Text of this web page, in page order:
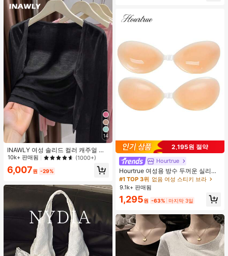
14
INAWLY 여성 솔리드 컬러 캐주얼 얇
은 가디건, 봄/여름
10k+ 판매됨 (1000+)
6,007원 -29%
2,195원 절약
Hourtrue
Hourtrue 여성용 방수 두꺼운 실리콘
가슴 페탈, 작은 가슴 리프트업 & 푸시
인용, 웨딩 촬영 및 들러리용
#1 TOP 3위 없음 여성 스티키 브라
9.1k+ 판매됨
1,295원 -63% 마지막 3일